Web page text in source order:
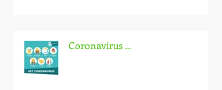
Coronavirus ...